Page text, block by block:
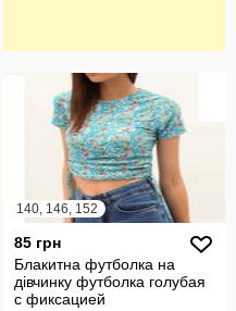
140, 146, 152
85 грн
Блакитна футболка на
дівчинку футболка голубая
с фиксацией